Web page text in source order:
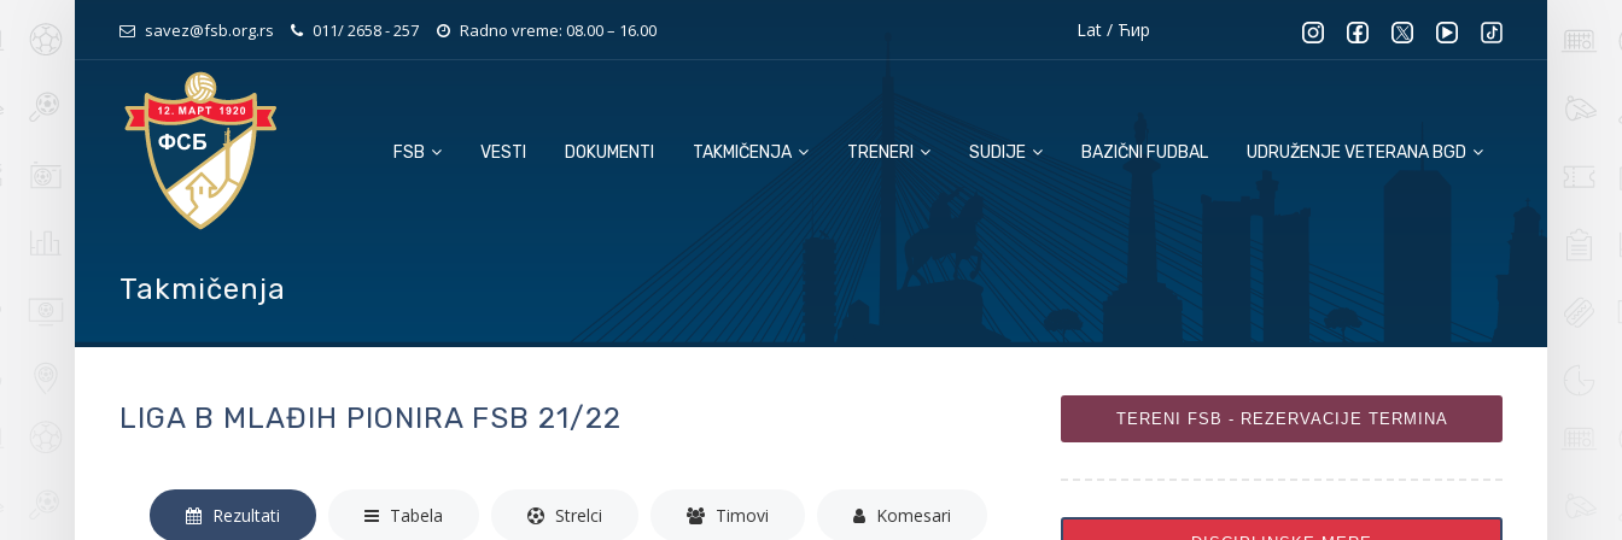
savez@fsb.org.rs 011/ 2658 - 257 Radno vreme: 08.00 – 16.00 Lat/ Ћир
FSB VESTI DOKUMENTI TAKMIČENJA TRENERI SUDIJE BAZIČNI FUDBAL UDRUŽENJE VETERANA BGD
Takmičenja
LIGA B MLAĐIH PIONIRA FSB 21/22
Rezultati Tabela Strelci Timovi Komesari
TERENI FSB - REZERVACIJE TERMINA